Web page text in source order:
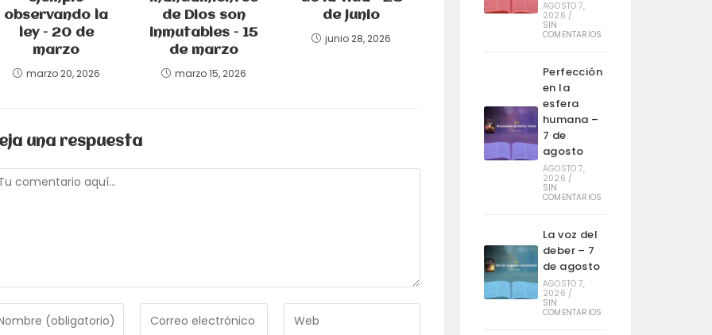
observando la
ley – 20 de
marzo
marzo 20, 2026
de Dios son
inmutables – 15
de marzo
marzo 15, 2026
de junio
junio 28, 2026
una respuesta
AGOSTO 7,
2026 /
SIN
COMENTARIOS
Perfección
en la
esfera
humana –
7 de
agosto
AGOSTO 7,
2026 /
SIN
COMENTARIOS
La voz del
deber – 7
de agosto
AGOSTO 7,
2026 /
SIN
COMENTARIOS